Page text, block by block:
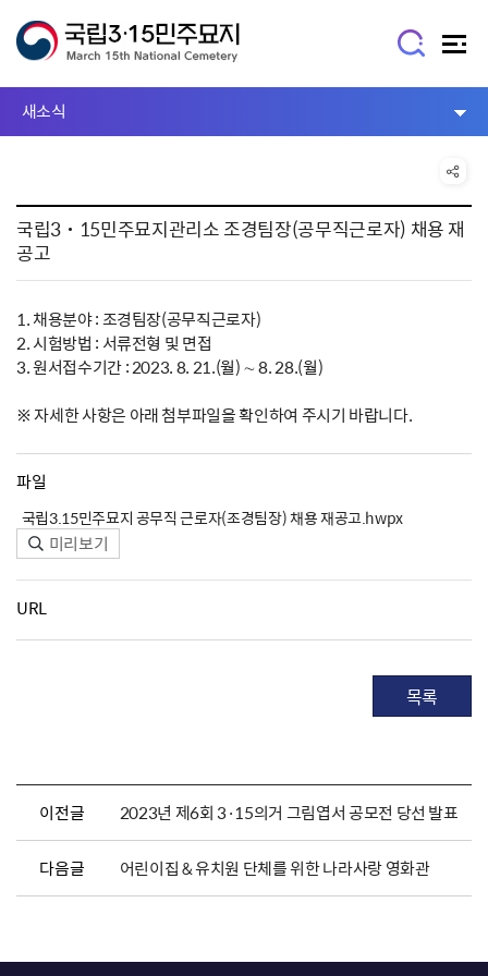
새소식
국립3˙15민주묘지관리소 조경팀장(공무직근로자) 채용 재
공고
1. 채용분야 : 조경팀장(공무직근로자)
2. 시험방법 : 서류전형 및 면접
3. 원서접수기간 : 2023. 8. 21.(월) ∼ 8. 28.(월)
※ 자세한 사항은 아래 첨부파일을 확인하여 주시기 바랍니다.
파일
국립3.15민주묘지 공무직 근로자(조경팀장) 채용 재공고.hwpx
미리보기
URL
목록
이전글 2023년 제6회 3·15의거 그림엽서 공모전 당선 발표
다음글 어린이집 & 유치원 단체를 위한 나라사랑 영화관